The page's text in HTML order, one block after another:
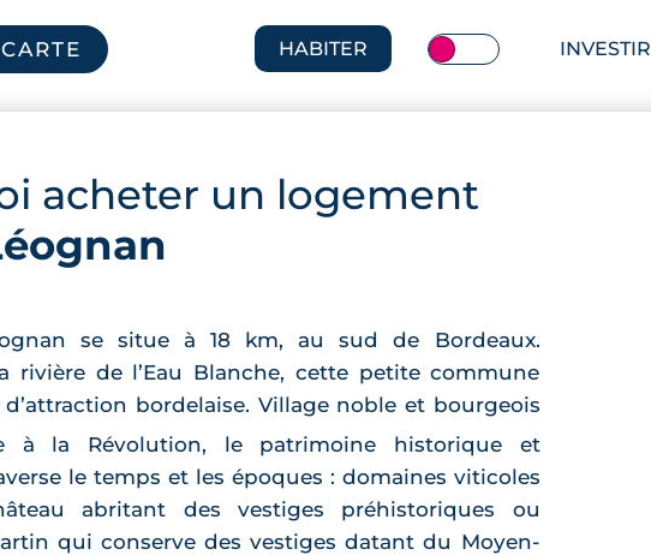
HABITER INVESTIR
acheter un logement
se situe à 18 km, au sud de Bordeaux.
rivière de l’Eau Blanche, cette petite commune
d’attraction bordelaise. Village noble et bourgeois
à la Révolution, le patrimoine historique et
le temps et les époques : domaines viticoles
abritant des vestiges préhistoriques ou
qui conserve des vestiges datant du Moyen-